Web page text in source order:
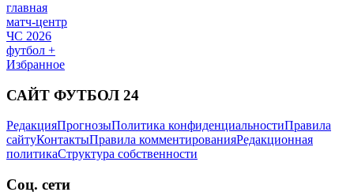
главная
матч-центр
ЧС 2026
футбол +
Избранное
САЙТ ФУТБОЛ 24
РедакцияПрогнозыПолитика конфиденциальностиПравила
сайтуКонтактыПравила комментированияРедакционная
политикаСтруктура собственности
Соц. сети